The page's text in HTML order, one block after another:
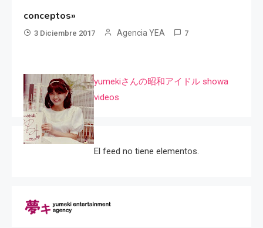
conceptos»
3 Diciembre 2017 Agencia YEA 7
yumekiさんの昭和アイドル showa
videos
El feed no tiene elementos.